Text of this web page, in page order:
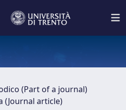
(Part of a journal)
(Journal article)